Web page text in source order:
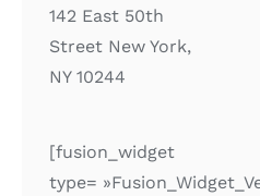
142 East 50th
Street New York,
NY 10244
[fusion_widget
type=